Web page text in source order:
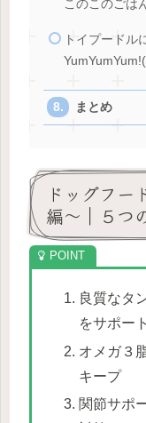
このこのごは
トイプードル
まとめ
ドッグフー
編～｜５つ
良質なタ
をサポート
オメガ３
キープ
関節サポ